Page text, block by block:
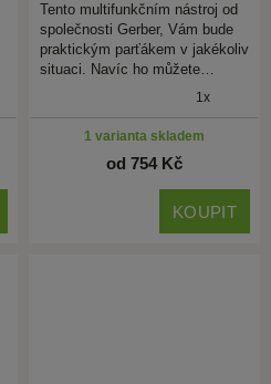
Tento multifunkčním nástroj od
společnosti Gerber, Vám bude
praktickým parťákem v jakékoliv
situaci. Navíc ho můžete…
1x
1 varianta skladem
od 754 Kč
KOUPIT